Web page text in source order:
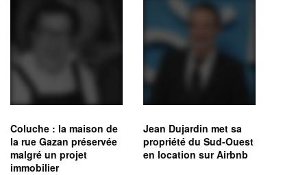
Coluche : la maison de
la rue Gazan préservée
malgré un projet
immobilier
Jean Dujardin met sa
propriété du Sud-Ouest
en location sur Airbnb